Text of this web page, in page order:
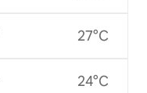
27°C
24°C